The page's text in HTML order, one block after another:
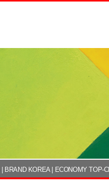
BRAND KOREA| ECONOMY TOP-